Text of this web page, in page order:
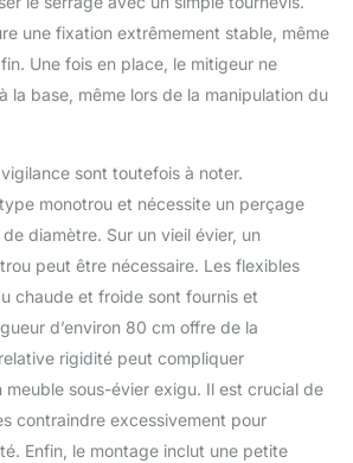
une fixation extrêmement stable, même
Une fois en place, le mitigeur ne
la base, même lors de la manipulation du
sont toutefois à noter.
monotrou et nécessite un perçage
diamètre. Sur un vieil évier, un
peut être nécessaire. Les flexibles
chaude et froide sont fournis et
d’environ 80 cm offre de la
rigidité peut compliquer
meuble sous-évier exigu. Il est crucial de
contraindre excessivement pour
Enfin, le montage inclut une petite